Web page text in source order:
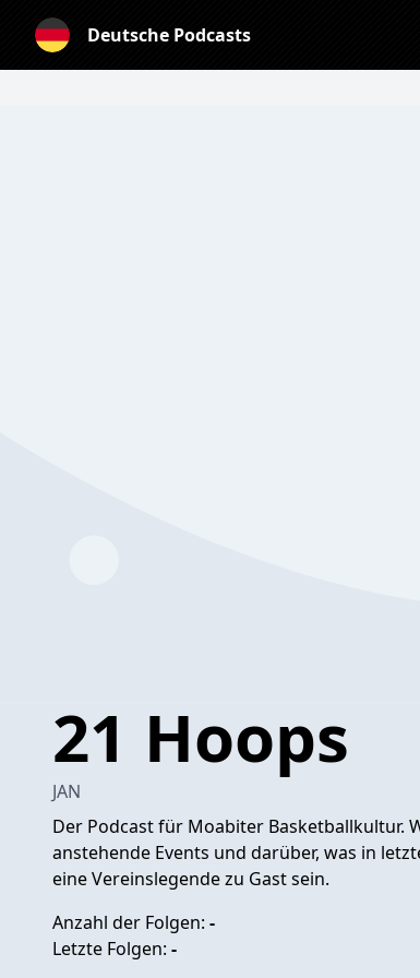
Deutsche Podcasts
21 Hoops
JAN
Der Podcast für Moabiter Basketballkultur.
anstehende Events und darüber, was in
eine Vereinslegende zu Gast sein.
Anzahl der Folgen: -
Letzte Folgen: -